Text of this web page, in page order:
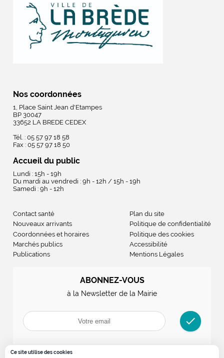
Nos coordonnées
1, Place Saint Jean d'Etampes
BP 30047
33652 LA BREDE CEDEX
Tél. : 05 57 97 18 58
Fax : 05 57 97 18 50
Accueil du public
Lundi : 15h - 19h
Du mardi au vendredi : 9h - 12h / 15h - 19h
Samedi : 9h - 12h
Contact santé
Nouveaux arrivants
Coordonnées et horaires
Marchés publics
Publications
Plan du site
Politique de confidentialité
Politique des cookies
Accessibilité
Mentions Légales
ABONNEZ-VOUS
à la Newsletter de la Mairie
check
Ce site utilise des cookies